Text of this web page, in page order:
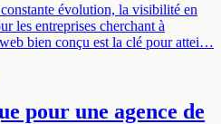
évolution, la visibilité en
les entreprises cherchant à
bien conçu est la clé pour attei…
pour une agence de